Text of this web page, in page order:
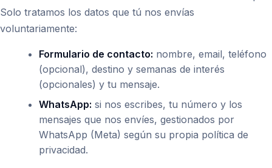
Solo tratamos los datos que tú nos envías
voluntariamente:
Formulario de contacto: nombre, email, teléfono
(opcional), destino y semanas de interés
(opcionales) y tu mensaje.
WhatsApp: si nos escribes, tu número y los
mensajes que nos envíes, gestionados por
WhatsApp (Meta) según su propia política de
privacidad.